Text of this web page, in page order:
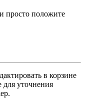
просто положите
в корзине
для уточнения